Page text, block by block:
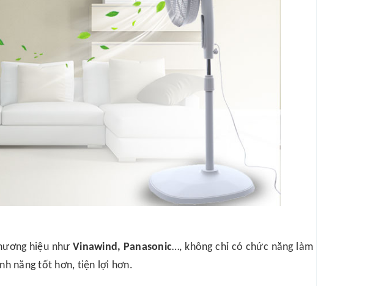
hiệu nhưVinawind, Panasonic…, không chỉ có chức năng làm
năng tốt hơn, tiện lợi hơn.